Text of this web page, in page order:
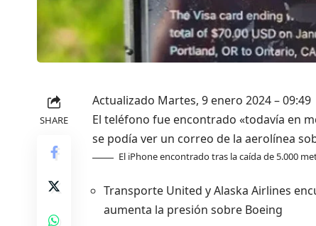
SHARE
Actualizado Martes, 9 enero 2024 –09:49
El teléfono fue encontrado «todavía en
se podía ver un correo de la aerolínea
El iPhone encontrado tras la caída de 5.000
Transporte United y Alaska Airlines
aumenta la presión sobre Boeing